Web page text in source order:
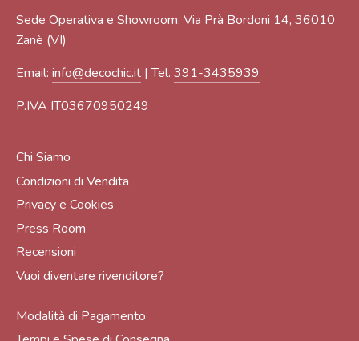
Sede Operativa e Showroom: Via Prà Bordoni 14, 36010
Zanè (VI)
Email: info@decochic.it | Tel. 391-3435939
P.IVA IT03670950249
Chi Siamo
Condizioni di Vendita
Privacy e Cookies
Press Room
Recensioni
Vuoi diventare rivenditore?
Modalità di Pagamento